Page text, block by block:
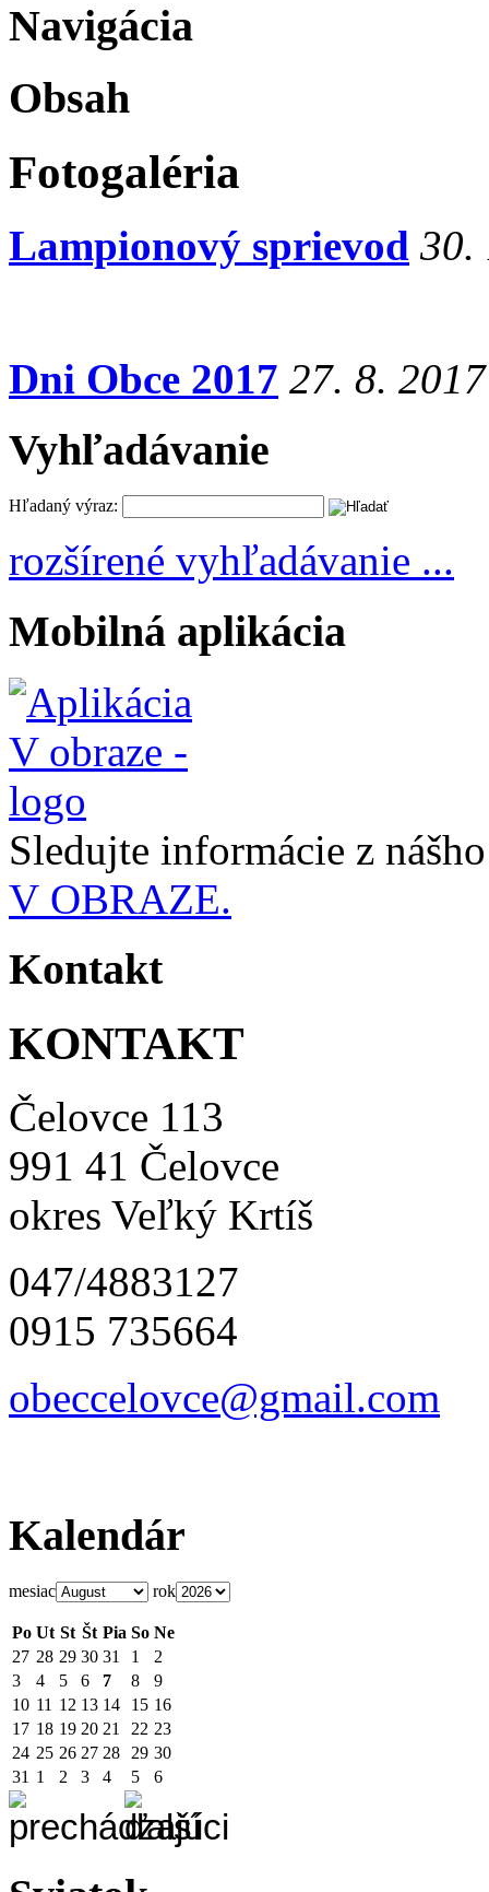
Navigácia
Obsah
Fotogaléria
Lampionový sprievod 30.
Dni Obce 2017 27. 8. 2017
Vyhľadávanie
Hľadaný výraz:
rozšírené vyhľadávanie ...
Mobilná aplikácia
Sledujte informácie z
V OBRAZE.
Kontakt
KONTAKT
Čelovce 113
991 41 Čelovce
okres Veľký Krtíš
047/4883127
0915 735664
obeccelovce@gmail.com
Kalendár
mesiac rok
Po Ut St Št Pia So Ne
27 28 29 30 31 1
2
3
4 5 6 7 8
9
10 11 12 13 14 15 16
17 18 19 20 21 22 23
24 25 26 27 28 29 30
31 1 2 3 4 5 6